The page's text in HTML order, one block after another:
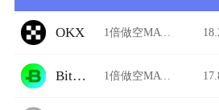
OKX 1倍做空MATIC/USDT
BitBay 1倍做空MATIC/USDT